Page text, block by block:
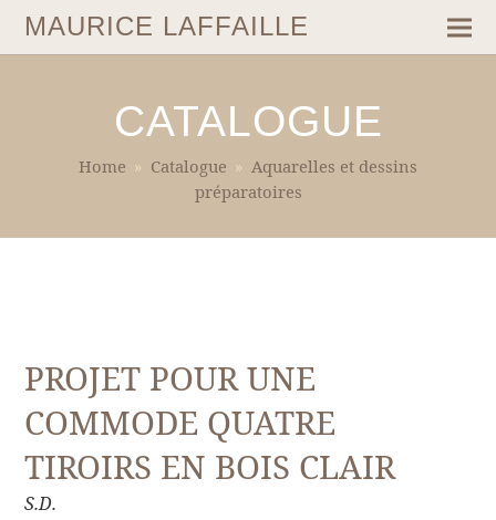
MAURICE LAFFAILLE
CATALOGUE
Home » Catalogue » Aquarelles et dessins
préparatoires
PROJET POUR UNE
COMMODE QUATRE
TIROIRS EN BOIS CLAIR
S.D.